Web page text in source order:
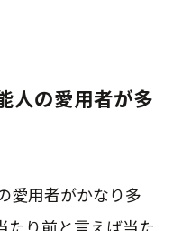
人の愛用者が多
愛用者がかなり多